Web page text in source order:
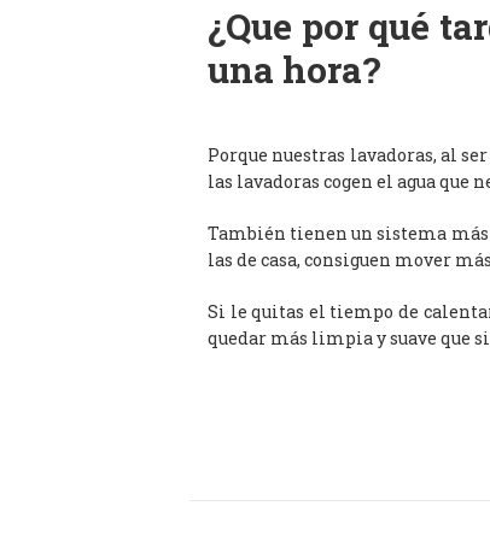
¿Que por qué
una hora?
Porque nuestras lavadoras, al
las lavadoras cogen el agua que
También tienen un sistema más
las de casa, consiguen mover
Si le quitas el tiempo de
quedar más limpia y suave que si